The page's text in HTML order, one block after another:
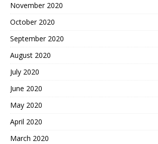
November 2020
October 2020
September 2020
August 2020
July 2020
June 2020
May 2020
April 2020
March 2020